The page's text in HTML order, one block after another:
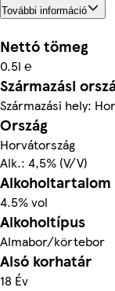
További információ
Nettó tömeg
0.5l ℮
Származási
Származási hely:
Ország
Horvátország
Alk.: 4,5% (V/V)
Alkoholtartalom
4.5% vol
Alkoholtípus
Almabor/körtebor
Alsó korhatár
18 Év